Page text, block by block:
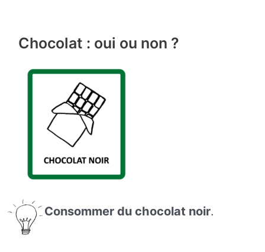
Chocolat : oui ou non ?
Consommer du chocolat noir.